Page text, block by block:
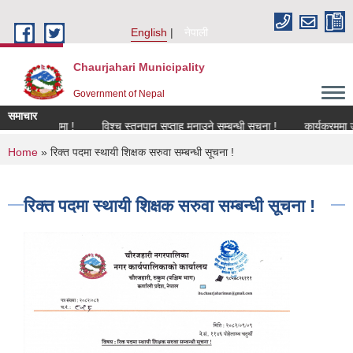
English
नेपाली
Chaurjahari Municipality
Government of Nepal
समाचार
विश्च स्तनपान सप्ताह मनाउने सम्बन्धी सूचना ! कार्यक्रममा
You are here
Home » रिक्त पदमा स्थायी शिक्षक सरुवा सम्बन्धी सूचना !
रिक्त पदमा स्थायी शिक्षक सरुवा सम्बन्धी सूचना !